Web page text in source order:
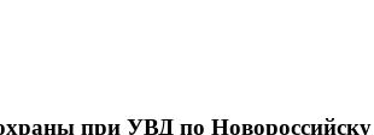
при УВД по Новороссийску